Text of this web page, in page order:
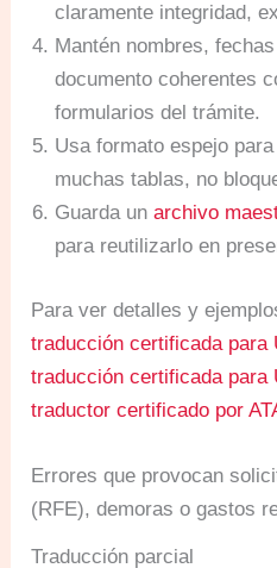
claramente integridad,
Mantén nombres,
documento coherentes
formularios del trámite.
Usa formato espejo
muchas tablas, no
Guarda unarchivo
para reutilizarlo en
Para ver detalles y
traducción certificada para
traducción certificada para
traductor certificado por
Errores que provocan
(RFE), demoras o gastos
Traducción parcial